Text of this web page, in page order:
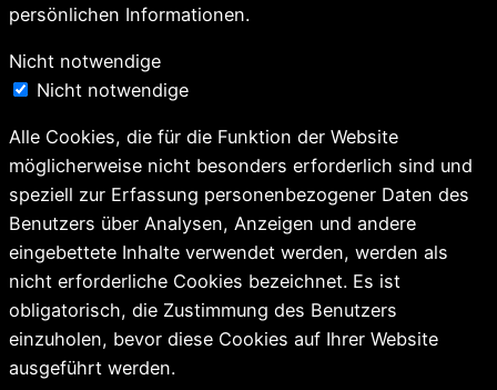
persönlichen Informationen.
Nicht notwendige
Nicht notwendige
Alle Cookies, die für die Funktion der Website
möglicherweise nicht besonders erforderlich sind und
speziell zur Erfassung personenbezogener Daten des
Benutzers über Analysen, Anzeigen und andere
eingebettete Inhalte verwendet werden, werden als
nicht erforderliche Cookies bezeichnet. Es ist
obligatorisch, die Zustimmung des Benutzers
einzuholen, bevor diese Cookies auf Ihrer Website
ausgeführt werden.